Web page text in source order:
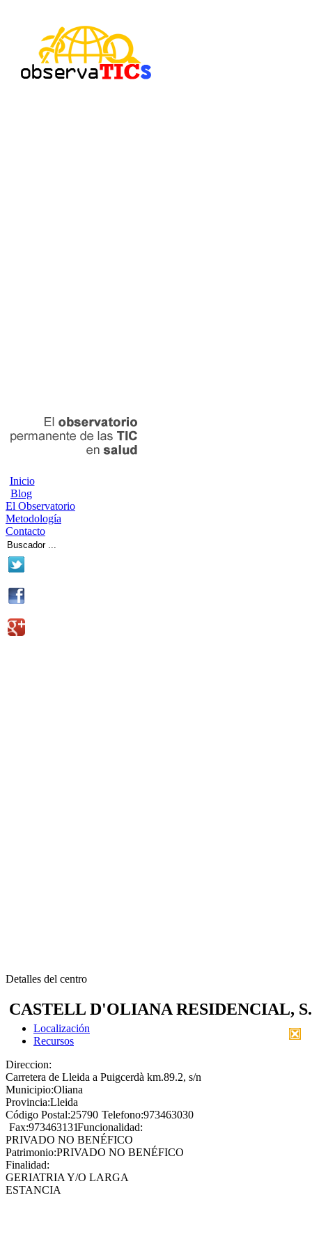
Inicio
Blog
El Observatorio
Metodología
Contacto
Detalles del centro
CASTELL D'OLIANA RESIDENCIAL,
Localización
Recursos
Direccion:
Carretera de Lleida a Puigcerdà km.89.2, s/n
Municipio:Oliana
Provincia:Lleida
Código Postal:25790 Telefono:973463030
Fax:973463131Funcionalidad:
PRIVADO NO BENÉFICO
Patrimonio:PRIVADO NO BENÉFICO
Finalidad:
GERIATRIA Y/O LARGA
ESTANCIA